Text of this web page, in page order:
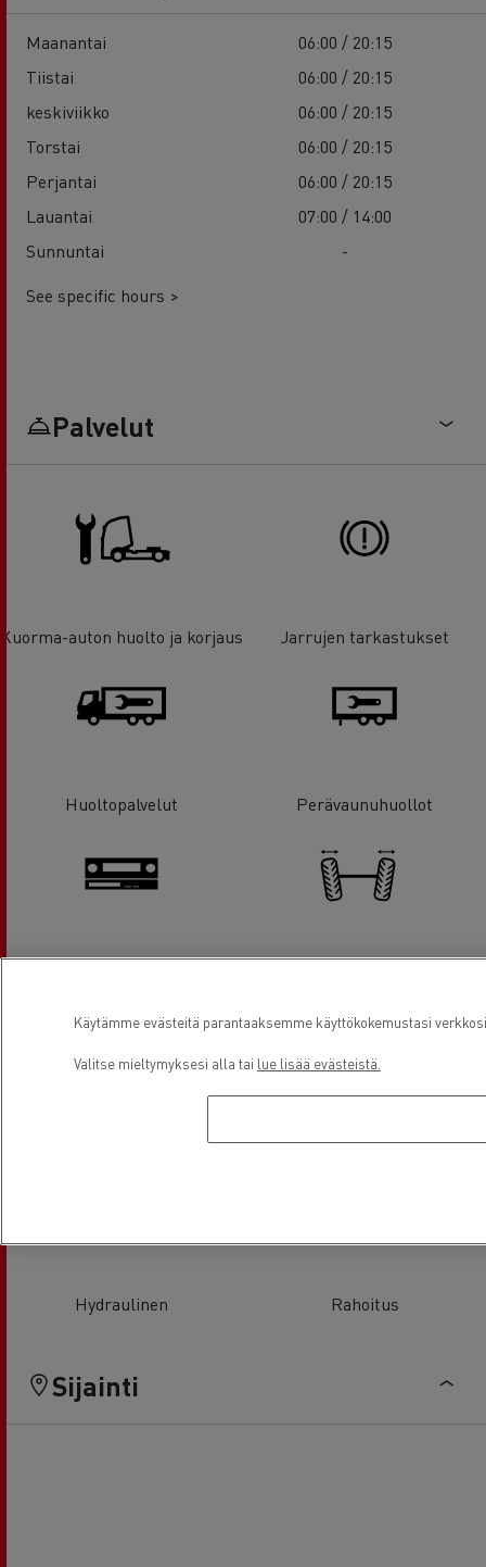
Maanantai
06:00 / 20:15
Tiistai
06:00 / 20:15
keskiviikko
06:00 / 20:15
Torstai
06:00 / 20:15
Perjantai
06:00 / 20:15
Lauantai
07:00 / 14:00
Sunnuntai
-
See specific hours >
Palvelut
Kuorma-auton huolto ja korjaus Jarrujen tarkastukset
Huoltopalvelut Perävaunuhuollot
Ilmastointi
Hydraulinen Rahoitus
Sijainti
Käytämme evästeitä parantaaksemme käyttökokemustasi
Valitse mieltymyksesi alla tai lue lisää evästeistä.